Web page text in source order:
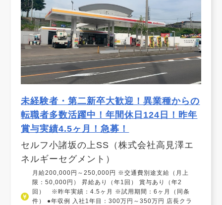
未経験者・第二新卒大歓迎！異業種からの
転職者多数活躍中！年間休日124日！昨年
賞与実績4.5ヶ月！急募！
セルフ小諸坂の上SS（株式会社高見澤エ
ネルギーセグメント）
月給200,000円～250,000円 ※交通費別途支給（月上
限：50,000円） 昇給あり（年1回） 賞与あり（年2
回） ※昨年実績：4.5ヶ月 ※試用期間：6ヶ月（同条
件） ●年収例 入社1年目：300万円～350万円 店長クラ